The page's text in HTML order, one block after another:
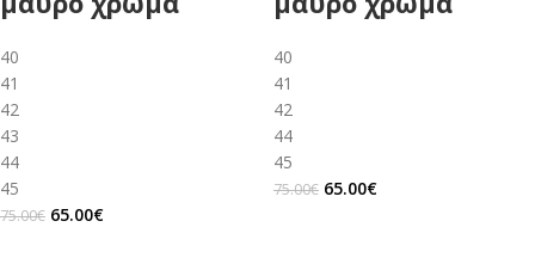
40
41
42
43
44
45
75.00€ 65.00€
40
41
42
44
45
75.00€ 65.00€